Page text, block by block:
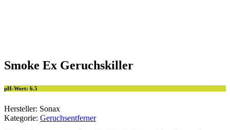
Smoke Ex Geruchskiller
pH-Wert: 6.5
Hersteller: Sonax
Kategorie: Geruchsentferner